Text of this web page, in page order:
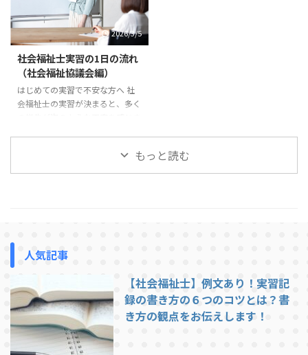
実習先の職員は、学生を厳しく指
導したいわけではありません。む
しろ「福祉職として大切な姿勢」
ら指導しています。 この記事で
は、社会福祉士実習で指導を受け
やすい学生の特徴と、実習前に意
識しておきたいポイントを紹介し
2026/3/5
社会福祉士実習の1日の流れ
（社会福祉協議会編）
はじめての実習で不安な方へ 社
会福祉士の実習が決まると、多く
の実習は忙しいのだろうか」「実
習生はどこまで関わることができ
から実習に行く方がイメージをつ
会福祉協議会での実習は、基本的
には職員と同じ時間帯で行われま
す。ここでは一例として、典型的
...
もっと読む
人気記事
【社会福祉士】例文あり！実習記
録の書き方の６つのコツとは？書
き方の観点をお伝えします！